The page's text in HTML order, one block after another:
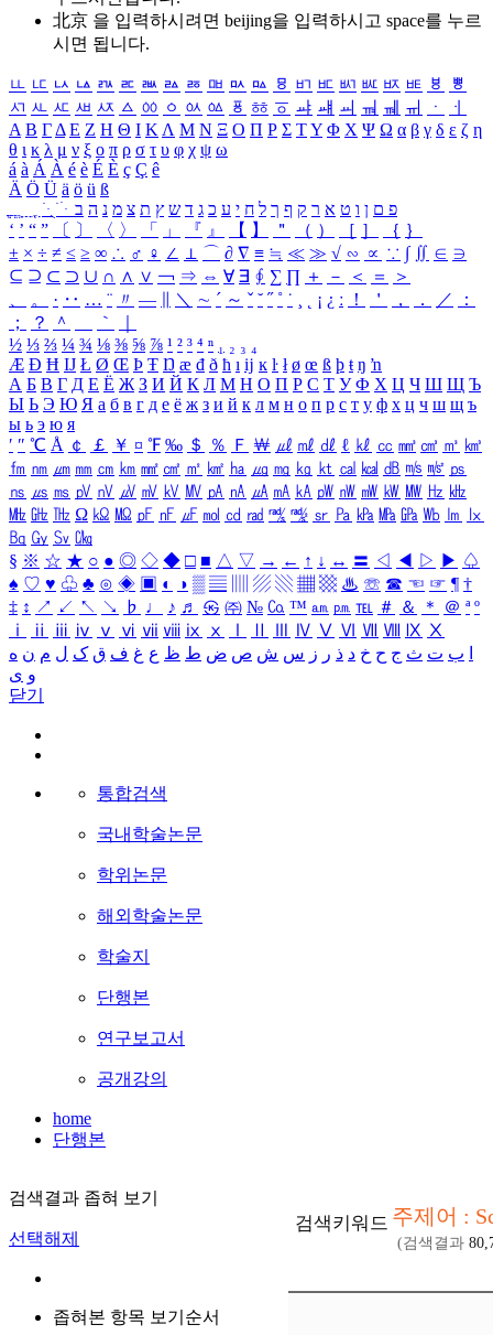
北京 을 입력하시려면 beijing을 입력하시고 space를 누르
시면 됩니다.
ㅥ ㅦ ㅧ ㅨ ㅩ ㅪ ㅫ ㅬ ㅭ ㅮ ㅯ ㅰ ㅱ ㅲ ㅳ ㅴ ㅵ ㅶ ㅷ ㅸ
ㅹ
ㅺ ㅻ ㅼ ㅽ ㅾ ㅿ ㆀ ㆁ ㆂ ㆃ ㆄ ㆅ ㆆ ㆇ ㆈ ㆉ ㆊ ㆋ ㆌ ㆍ
ㆎ
Α Β ΓΔ Ε Ζ Η Θ Ι ΚΛ Μ Ν Ξ Ο Π Ρ Σ ΤΥ Φ Χ Ψ Ω α β γ δ ε ζ η
θ ι κ λ μ ν ξ ο π ρ σ τ υ φ χ ψ ω
á à Á À é è É È ç Ç ê
Ä Ö Ü ä ö ü ß
ִֶֹ ֻּ ׁׂ פ ם ן ו ט א ר ק ף ך ל ח י ע כ ג ד ש ץ ת צ מ נ ה ב
‘ ’ “ ” 〔 〕 〈 〉 「 」 『 』 【 】 ＂ （ ） ［ ］ ｛ ｝
± × ÷ ≠ ≤ ≥ ∞ ∴ ♂ ♀ ∠ ⊥ ⌒ ∂ ∇ ≡ ≒ ≪ ≫ √ ∽ ∝ ∵ ∫ ∬ ∈ ∋
⊆ ⊇ ⊂ ⊃ ∪ ∩ ∧ ∨ ￢ ⇒ ⇔ ∀ ∃ ∮ ∑ ∏ ＋ － ＜ ＝
＞
、
。 · ‥ … ¨ 〃 ― ＼ ∼ ´ ～ ˇ ˘ ˝ ˚ ˙ ¸ ¡ ¿ ː ！ ＇ ， ． ／
：
；
？ ＾ ｀
½ ⅓ ⅔ ¼ ¾ ⅛ ⅜ ⅝ ⅞ ¹ ² ³ ⁴ ⁿ ₁ ₂ ₃ ₄
Æ Ð Ħ Ĳ Ł Ø Œ Þ Ŧ Ŋ æ đ ð ħ ı ĳ ĸ ŀ ł ø œ ß þ ŧ ŋ ŉ
А Б В Г Д Е Ё Ж З И Й К Л М Н О П Р С Т У Ф Х Ц Ч Ш Щ Ъ
Ы Ь Э Ю Я а б в г д е ё ж з и й к л м н о п р с т у ф х ц ч ш щ ъ
ы ь э ю я
′ ″ ℃ Å ￠ ￡ ￥ ¤ ℉ ‰ ＄ ％ Ｆ ￦ ㎕ ㎖ ㎗ ℓ ㎘ ㏄ ㎣ ㎤ ㎥ ㎦
㎙ ㎚ ㎛ ㎜ ㎝ ㎞ ㎟ ㎠ ㎡ ㎢ ㏊ ㎍ ㎎ ㎏ ㏏ ㎈ ㎉ ㏈ ㎧ ㎨ ㎰
㎱ ㎲ ㎳ ㎴ ㎵ ㎶ ㎷ ㎸ ㎹ ㎀ ㎁ ㎂ ㎃ ㎄ ㎺ ㎻ ㎽ ㎾ ㎿ ㎐ ㎑
㎒ ㎓ ㎔ Ω ㏀ ㏁ ㎊ ㎋ ㎌ ㏖ ㏅ ㎭ ㎮ ㎯ ㏛ ㎩ ㎪ ㎫ ㎬ ㏝ ㏐
㏓
㏃ ㏉ ㏜ ㏆
§ ※ ☆ ★ ○ ● ◎ ◇ ◆ □ ■ △ ▽ → ← ↑ ↓ ↔ 〓 ◁ ◀ ▷ ▶ ♤
♠ ♡ ♥ ♧ ♣ ⊙ ◈ ▣ ◐ ◑ ▒ ▤ ▨ ▧ ▦ ▩ ♨ ☏ ☎ ☜ ☞ ¶ †
‡ ↕ ↗ ↙ ↖ ↘ ♭ ♩ ♪ ♬ ㉿ ㈜ № ㏇ ™ ㏂ ㏘ ℡ ＃ ＆ ＊ ＠ ª º
ⅰ
ⅱ ⅲ ⅳ ⅴ ⅵ ⅶ ⅷ ⅸ ⅹ Ⅳ Ⅴ Ⅵ Ⅶ Ⅷ Ⅸ Ⅹ
ب ت ث ج ح خ د ذ ر ز س ش ص ض ط ظ ع غ ف ق ک ل م ن ه
و ی
닫기
통합검색
국내학술논문
학위논문
해외학술논문
학술지
단행본
연구보고서
공개강의
home
단행본
검색결과 좁혀 보기
선택해제
좁혀본 항목 보기순서
검색키워드 주제어 :
(검색결과